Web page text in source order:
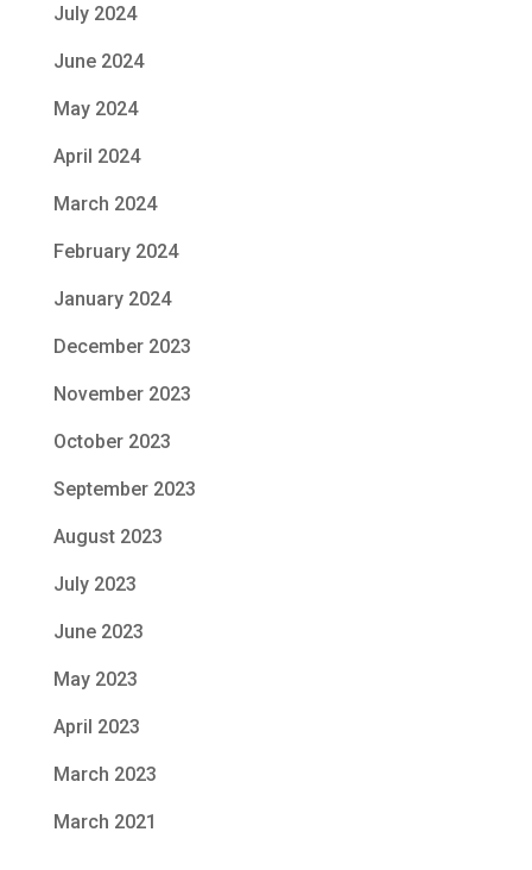
July 2024
June 2024
May 2024
April 2024
March 2024
February 2024
January 2024
December 2023
November 2023
October 2023
September 2023
August 2023
July 2023
June 2023
May 2023
April 2023
March 2023
March 2021